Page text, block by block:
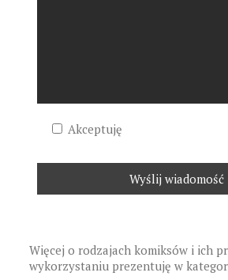
Akceptuję
Więcej o rodzajach komiksów i ich
wykorzystaniu prezentuję w